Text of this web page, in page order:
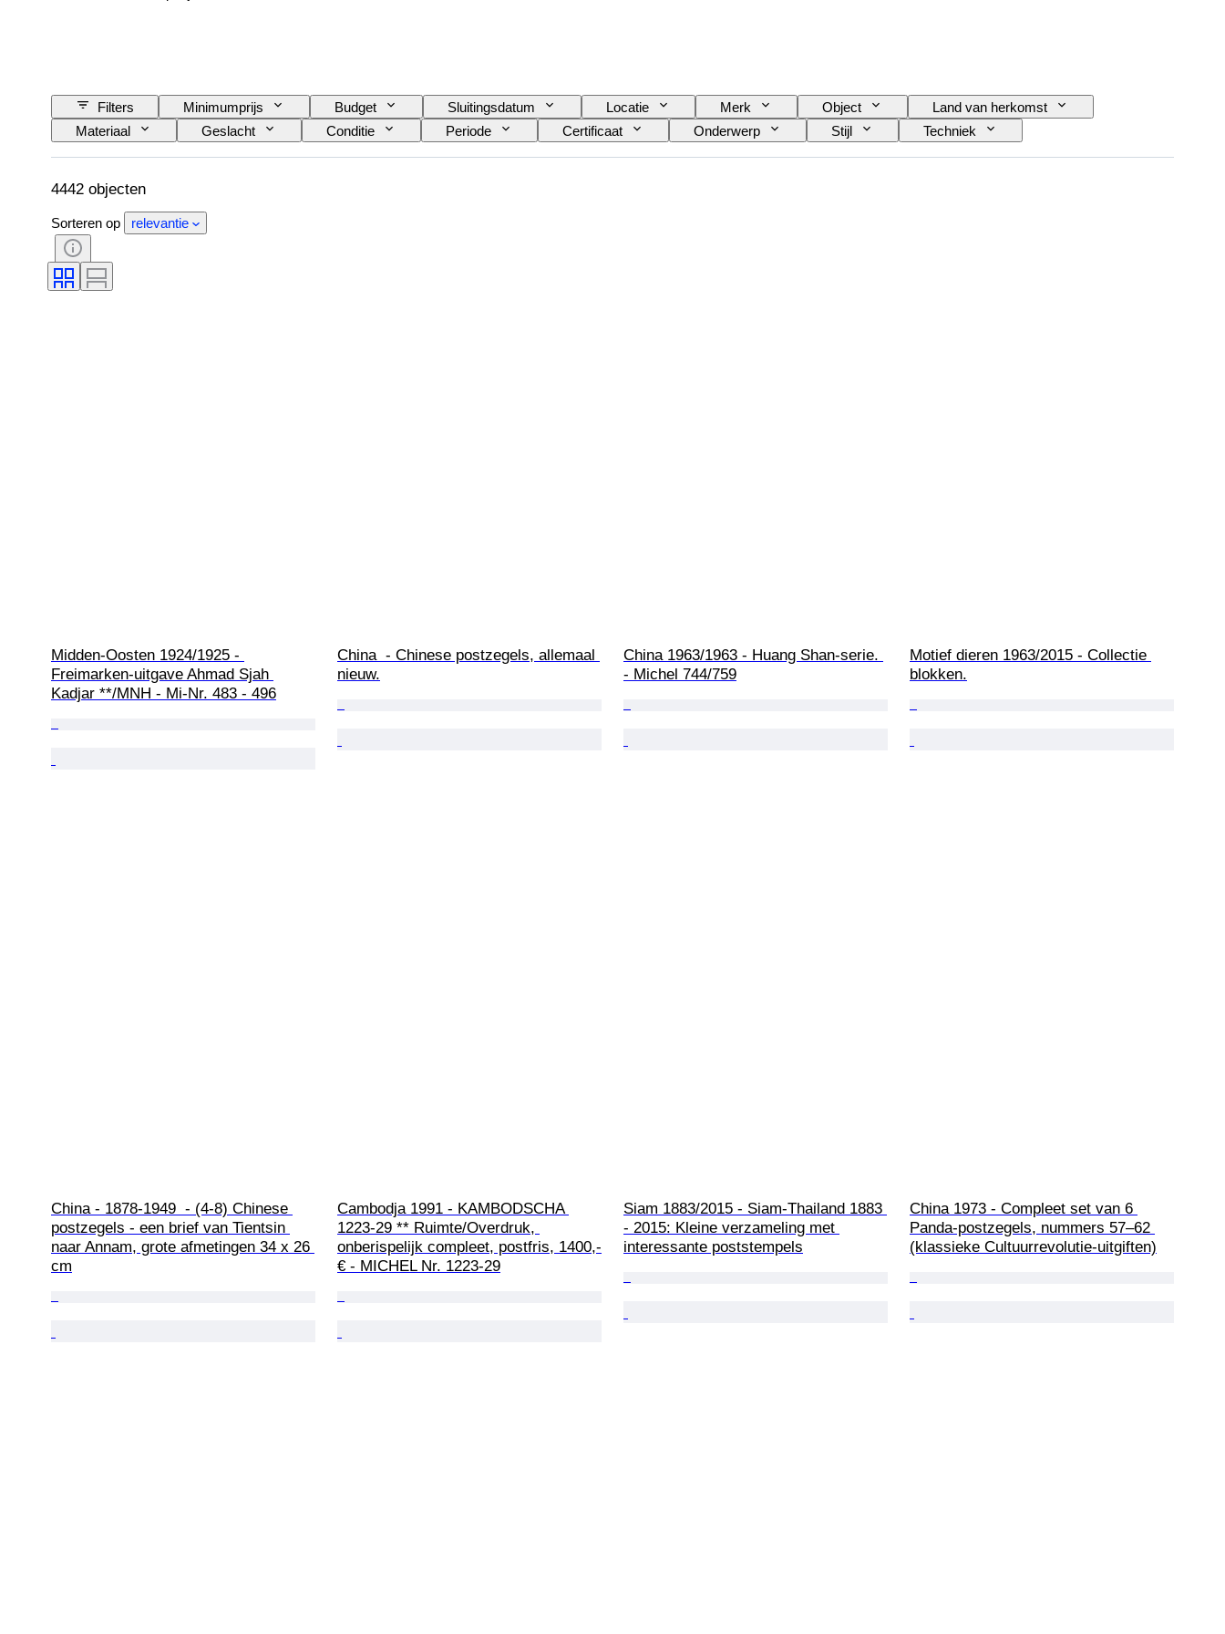
Filters Minimumprijs Budget Sluitingsdatum Locatie Merk Object
Land van herkomst
Materiaal
Geslacht Conditie Periode Certificaat Onderwerp Stijl
Techniek
Handtekening
Band Oplage Taal Kleur Verkocht door Kunstenaar Toeschrijving Era
4442 objecten
Sorteren op relevantie
Midden-Oosten 1924/1925 -
Freimarken-uitgave Ahmad Sjah
Kadjar **/MNH - Mi-Nr. 483 - 496
China  - Chinese postzegels, allemaal
nieuw.
China 1963/1963 - Huang Shan-serie.
- Michel 744/759
Motief dieren 1963/2015 - Collectie
blokken.
China - 1878-1949  - (4-8) Chinese
postzegels - een brief van Tientsin
naar Annam, grote afmetingen 34 x 26
cm
Cambodja 1991 - KAMBODSCHA
1223-29 ** Ruimte/Overdruk,
onberispelijk compleet, postfris, 1400,-
€ - MICHEL Nr. 1223-29
Siam 1883/2015 - Siam-Thailand 1883
- 2015: Kleine verzameling met
interessante poststempels
China 1973 - Compleet set van 6
Panda-postzegels, nummers 57–62
(klassieke Cultuurrevolutie-uitgiften)